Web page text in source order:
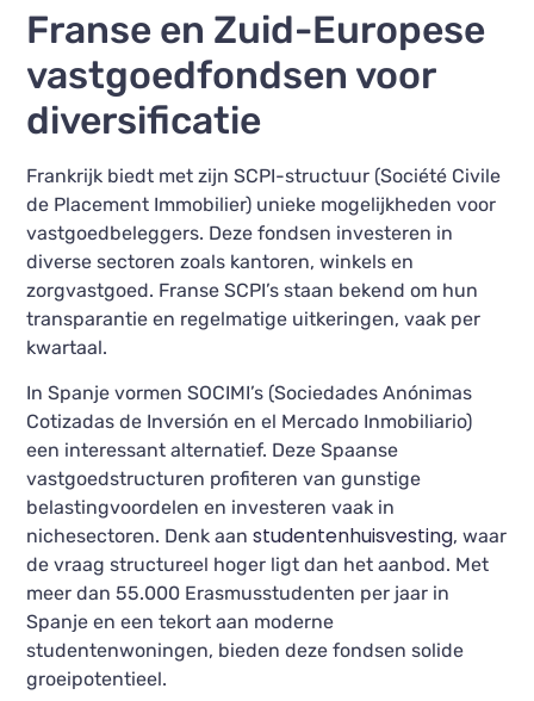
Franse en Zuid-Europese
vastgoedfondsen voor
diversificatie
Frankrijk biedt met zijn SCPI-structuur (Société Civile
de Placement Immobilier) unieke mogelijkheden voor
vastgoedbeleggers. Deze fondsen investeren in
diverse sectoren zoals kantoren, winkels en
zorgvastgoed. Franse SCPI’s staan bekend om hun
transparantie en regelmatige uitkeringen, vaak per
kwartaal.
In Spanje vormen SOCIMI’s (Sociedades Anónimas
Cotizadas de Inversión en el Mercado Inmobiliario)
een interessant alternatief. Deze Spaanse
vastgoedstructuren profiteren van gunstige
belastingvoordelen en investeren vaak in
nichesectoren. Denk aanstudentenhuisvesting, waar
de vraag structureel hoger ligt dan het aanbod. Met
meer dan 55.000 Erasmusstudenten per jaar in
Spanje en een tekort aan moderne
studentenwoningen, bieden deze fondsen solide
groeipotentieel.